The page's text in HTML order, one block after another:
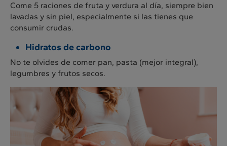
Come 5 raciones de fruta y verdura al día, siempre bien
lavadas y sin piel, especialmente si las tienes que
consumir crudas.
Hidratos de carbono
No te olvides de comer pan, pasta (mejor integral),
legumbres y frutos secos.